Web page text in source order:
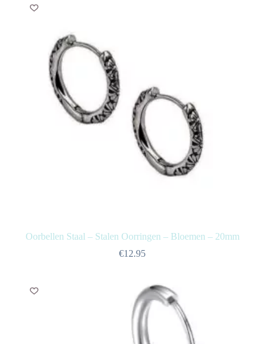
Oorbellen Staal – Stalen Oorringen – Bloemen – 20mm
€12.95